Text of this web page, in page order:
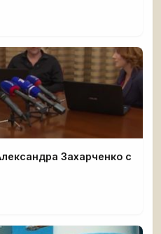
Захарченко с